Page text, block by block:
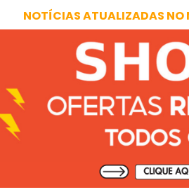
NOTÍCIAS ATUALIZADAS NO